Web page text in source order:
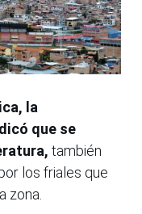
la
que se
también
los friales que
zona.